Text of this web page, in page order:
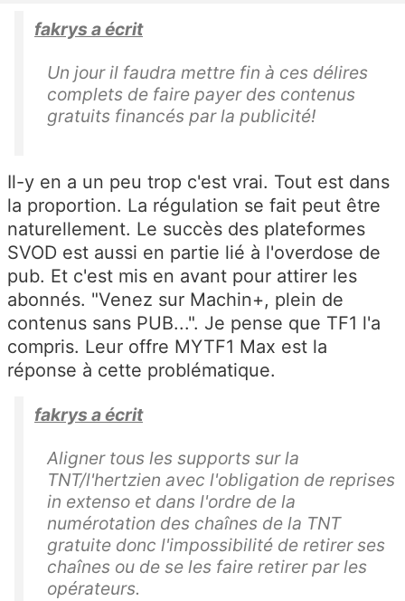
fakrys a écrit
Un jour il faudra mettre fin à ces délires
complets de faire payer des contenus
gratuits financés par la publicité!
Il-y en a un peu trop c'est vrai. Tout est dans
la proportion. La régulation se fait peut être
naturellement. Le succès des plateformes
SVOD est aussi en partie lié à l'overdose de
pub. Et c'est mis en avant pour attirer les
abonnés. "Venez sur Machin+, plein de
contenus sans PUB...". Je pense que TF1 l'a
compris. Leur offre MYTF1 Max est la
réponse à cette problématique.
fakrys a écrit
Aligner tous les supports sur la
TNT/l'hertzien avec l'obligation de reprises
in extenso et dans l'ordre de la
numérotation des chaînes de la TNT
gratuite donc l'impossibilité de retirer ses
chaînes ou de se les faire retirer par les
opérateurs.